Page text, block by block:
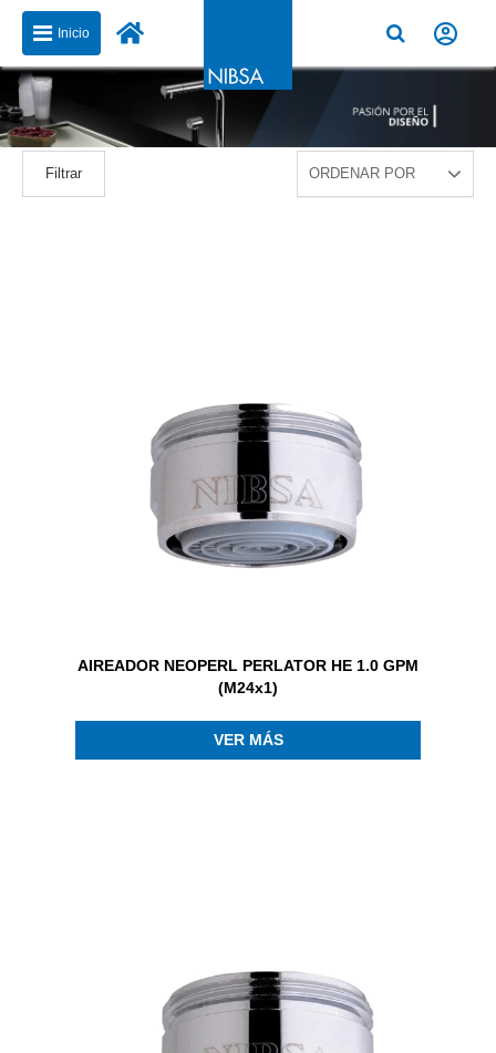
Inicio
Filtrar
AIREADOR NEOPERL PERLATOR HE 1.0 GPM
(M24x1)
VER MÁS